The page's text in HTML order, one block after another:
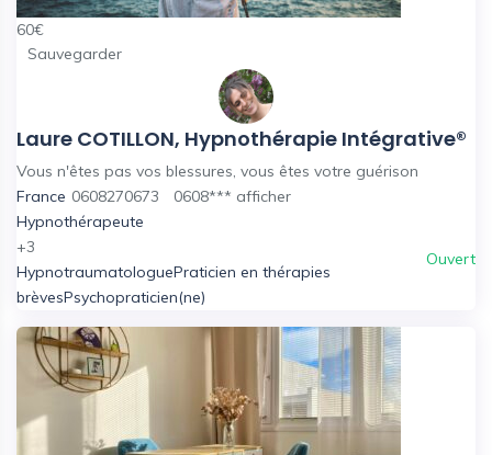
60€
Sauvegarder
Laure COTILLON, Hypnothérapie Intégrative®
Vous n'êtes pas vos blessures, vous êtes votre guérison
France 0608270673 0608*** afficher
Hypnothérapeute
+3
HypnotraumatologuePraticien en thérapies
brèvesPsychopraticien(ne)
Ouvert